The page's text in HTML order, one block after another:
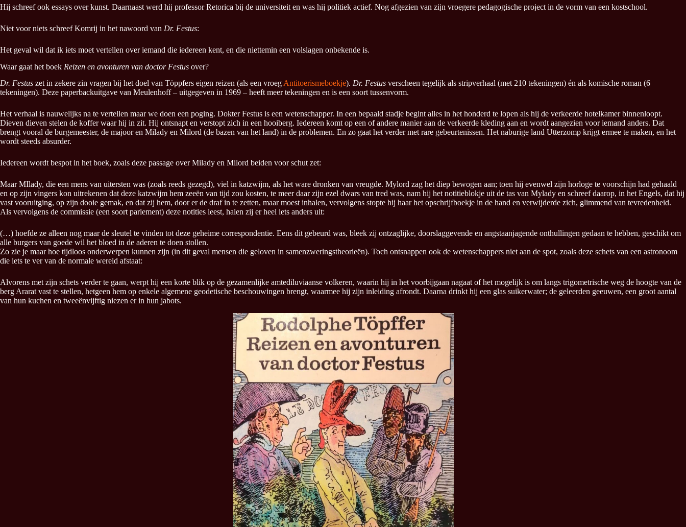
Hij schreef ook essays over kunst. Daarnaast werd hij professor Retorica bij de universiteit en was hij politiek actief. Nog afgezien van zijn vroegere pedagogische project in de vorm van een kostschool.
Niet voor niets schreef Komrij in het nawoord van Dr. Festus:
Het geval wil dat ik iets moet vertellen over iemand die iedereen kent, en die niettemin een volslagen onbekende is.
Waar gaat het boek Reizen en avonturen van doctor Festus over?
Dr. Festus zet in zekere zin vragen bij het doel van Töppfers eigen reizen (als een vroeg Antitoerismeboekje). Dr. Festus verscheen tegelijk als stripverhaal (met 210 tekeningen) én als komische roman (6
tekeningen). Deze paperbackuitgave van Meulenhoff – uitgegeven in 1969 – heeft meer tekeningen en is een soort tussenvorm.
Het verhaal is nauwelijks na te vertellen maar we doen een poging. Dokter Festus is een wetenschapper. In een bepaald stadje begint alles in het honderd te lopen als hij de verkeerde hotelkamer binnenloopt.
Dieven dieven stelen de koffer waar hij in zit. Hij ontsnapt en verstopt zich in een hooiberg. Iedereen komt op een of andere manier aan de verkeerde kleding aan en wordt aangezien voor iemand anders. Dat
brengt vooral de burgemeester, de majoor en Milady en Milord (de bazen van het land) in de problemen. En zo gaat het verder met rare gebeurtenissen. Het naburige land Utterzomp krijgt ermee te maken, en het
wordt steeds absurder.
Iedereen wordt bespot in het boek, zoals deze passage over Milady en Milord beiden voor schut zet:
Maar MIlady, die een mens van uitersten was (zoals reeds gezegd), viel in katzwijm, als het ware dronken van vreugde. Mylord zag het diep bewogen aan; toen hij evenwel zijn horloge te voorschijn had gehaald
en op zijn vingers kon uitrekenen dat deze katzwijm hem zeeën van tijd zou kosten, te meer daar zijn ezel dwars van tred was, nam hij het notitieblokje uit de tas van Mylady en schreef daarop, in het Engels, dat hij
vast vooruitging, op zijn dooie gemak, en dat zij hem, door er de draf in te zetten, maar moest inhalen, vervolgens stopte hij haar het opschrijfboekje in de hand en verwijderde zich, glimmend van tevredenheid.
Als vervolgens de commissie (een soort parlement) deze notities leest, halen zij er heel iets anders uit:
(…) hoefde ze alleen nog maar de sleutel te vinden tot deze geheime correspondentie. Eens dit gebeurd was, bleek zij ontzaglijke, doorslaggevende en angstaanjagende onthullingen gedaan te hebben, geschikt om
alle burgers van goede wil het bloed in de aderen te doen stollen.
Zo zie je maar hoe tijdloos onderwerpen kunnen zijn (in dit geval mensen die geloven in samenzweringstheorieën). Toch ontsnappen ook de wetenschappers niet aan de spot, zoals deze schets van een astronoom
die iets te ver van de normale wereld afstaat:
Alvorens met zijn schets verder te gaan, werpt hij een korte blik op de gezamenlijke amtediluviaanse volkeren, waarin hij in het voorbijgaan nagaat of het mogelijk is om langs trigometrische weg de hoogte van de
berg Ararat vast te stellen, hetgeen hem op enkele algemene geodetische beschouwingen brengt, waarmee hij zijn inleiding afrondt. Daarna drinkt hij een glas suikerwater; de geleerden geeuwen, een groot aantal
van hun kuchen en tweeënvijftig niezen er in hun jabots.